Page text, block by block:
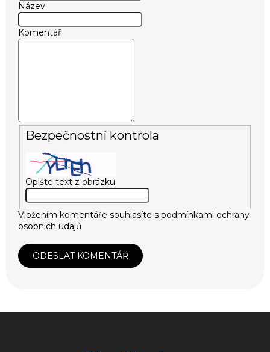
Název
Komentář
Bezpečnostní kontrola
Opište text z obrázku
Vložením komentáře souhlasíte s podmínkami ochrany
osobních údajů
ODESLAT KOMENTÁŘ